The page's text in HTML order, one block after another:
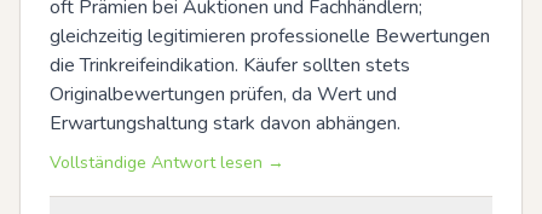
oft Prämien bei Auktionen und Fachhändlern;
gleichzeitig legitimieren professionelle Bewertungen
die Trinkreifeindikation. Käufer sollten stets
Originalbewertungen prüfen, da Wert und
Erwartungshaltung stark davon abhängen.
Vollständige Antwort lesen →